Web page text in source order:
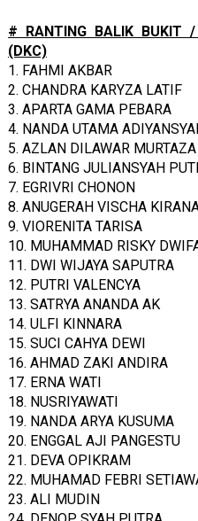
# RANTING BALIK BUKIT /
(DKC)
1. FAHMI AKBAR
2. CHANDRA KARYZA LATIF
3. APARTA GAMA PEBARA
4. NANDA UTAMA
5. AZLAN DILAWAR MURTAZA
6. BINTANG JULIANSYAH
7. EGRIVRI CHONON
8. ANUGERAH VISCHA
9. VIORENITA TARISA
10. MUHAMMAD RISKY
11. DWI WIJAYA SAPUTRA
12. PUTRI VALENCYA
13. SATRYA ANANDA AK
14. ULFI KINNARA
15. SUCI CAHYA DEWI
16. AHMAD ZAKI ANDIRA
17. ERNA WATI
18. NUSRIYAWATI
19. NANDA ARYA KUSUMA
20. ENGGAL AJI PANGESTU
21. DEVA OPIKRAM
22. MUHAMAD FEBRI
23. ALI MUDIN